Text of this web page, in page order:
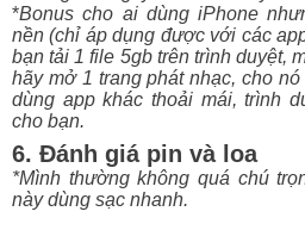
*Bonus cho ai dùng iPhone
nền (chỉ áp dụng được với các
bạn tải 1 file 5gb trên trình duyệt,
hãy mở 1 trang phát nhạc, cho
dùng app khác thoải mái, trình
cho bạn.
6. Đánh giá pin và loa
*Mình thường không quá chú
này dùng sạc nhanh.